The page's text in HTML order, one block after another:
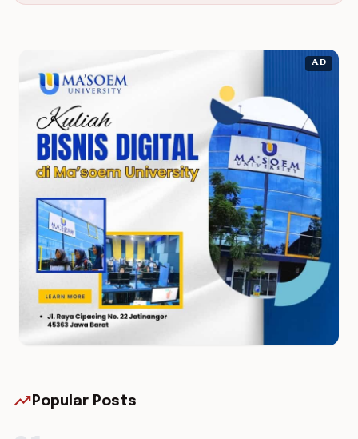
AD
trending_up Popular Posts